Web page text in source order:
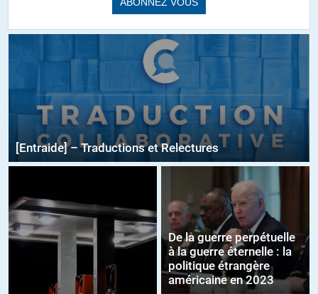
[Entraide] – Traductions et Relectures
De la guerre perpétuelle
à la guerre éternelle : la
politique étrangère
américaine en 2023